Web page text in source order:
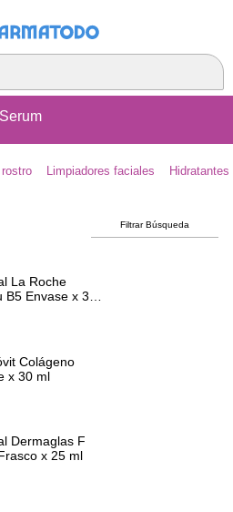
Serum
Limpiadores faciales
Filtrar Búsqueda
La Roche
Envase x 30
Colágeno
x 30 ml
Dermaglas F
x 25 ml